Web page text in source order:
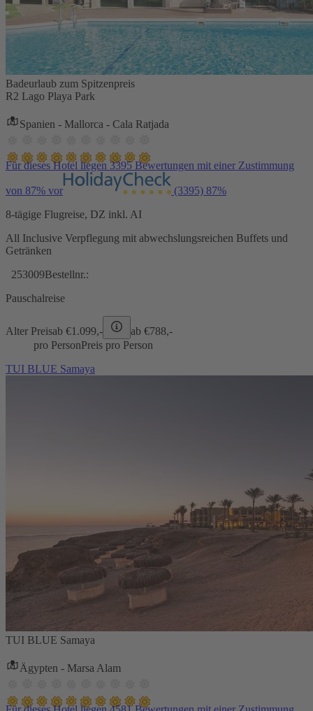
Badeurlaub zum Spitzenpreis
R2 Lago Playa Park
Spanien - Mallorca - Cala Ratjada
Für dieses Hotel liegen 3395 Bewertungen mit einer Zustimmung
von 87% vor (3395) 87%
8-tägige Flugreise, DZ inkl. AI
All Inclusive Verpflegung mit abwechslungsreichen Buffets und
Getränken
253009Bestellnr.:
Pauschalreise
Alter Preisab €1.099,- ab €788,-
pro PersonPreis pro Person
TUI BLUE Samaya
TUI BLUE Samaya
Ägypten - Marsa Alam